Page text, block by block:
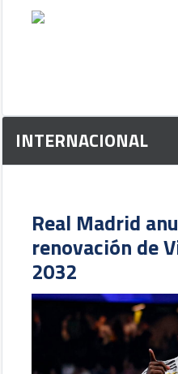
INTERNACIONAL
Real Madrid
renovación de
2032